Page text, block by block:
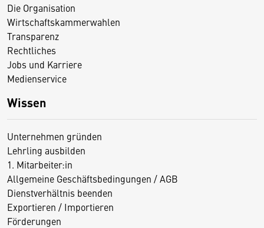
Die Organisation
Wirtschaftskammerwahlen
Transparenz
Rechtliches
Jobs und Karriere
Medienservice
Wissen
Unternehmen gründen
Lehrling ausbilden
1. Mitarbeiter:in
Allgemeine Geschäftsbedingungen / AGB
Dienstverhältnis beenden
Exportieren / Importieren
Förderungen